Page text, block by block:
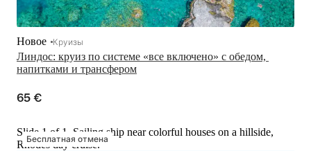
Линдос: круиз по системе «все включено» с обедом,
напитками и трансфером
Новое Круизы
65 €
Бесплатная отмена
Slide 1 of 1, Sailing ship near colorful houses on a hillside,
Rhodes day cruise.